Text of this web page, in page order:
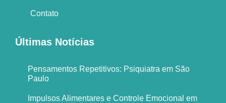
Contato
Últimas Notícias
Pensamentos Repetitivos: Psiquiatra em São
Paulo
Impulsos Alimentares e Controle Emocional em